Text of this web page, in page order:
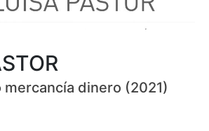
mercancía dinero (2021)